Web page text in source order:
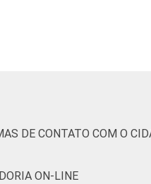
rede social on-line.
DE CONTATO COM O
ON-LINE